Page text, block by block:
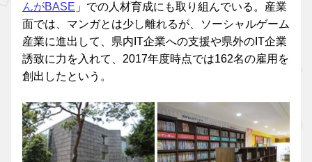
んがBASE 」での人材育成にも取り組んでいる。産業
面では、マンガとは少し離れるが、ソーシャルゲーム
産業に進出して、県内IT企業への支援や県外のIT企業
誘致に力を入れて、2017年度時点では162名の雇用を
創出したという。